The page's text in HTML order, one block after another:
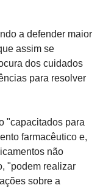
a defender maior
assim se
dos cuidados
para resolver
"capacitados para
farmacêutico e,
não
"podem realizar
sobre a